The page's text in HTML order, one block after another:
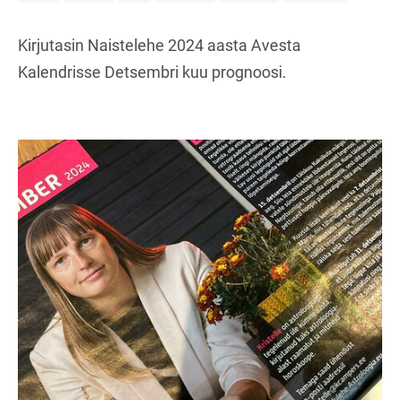
Kirjutasin Naistelehe 2024 aasta Avesta
Kalendrisse Detsembri kuu prognoosi.